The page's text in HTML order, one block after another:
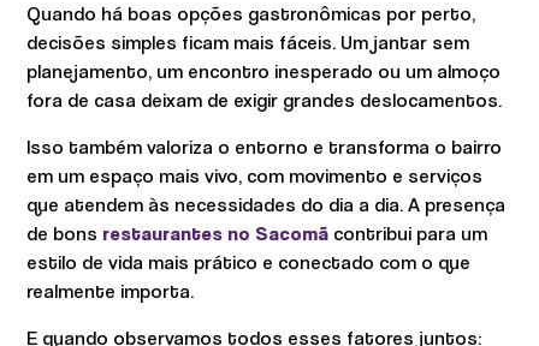
Quando há boas opções gastronômicas por perto,
decisões simples ficam mais fáceis. Um jantar sem
planejamento, um encontro inesperado ou um almoço
fora de casa deixam de exigir grandes deslocamentos.
Isso também valoriza o entorno e transforma o bairro
em um espaço mais vivo, com movimento e serviços
que atendem às necessidades do dia a dia. A presença
de bons restaurantes no Sacomã contribui para um
estilo de vida mais prático e conectado com o que
realmente importa.
E quando observamos todos esses fatores juntos: